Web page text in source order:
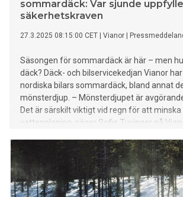
sommardäck: Var sjunde
säkerhetskraven
27.3.2025 08:15:00 CET Vianor
Säsongen för sommardäck är här – men
däck? Däck- och bilservicekedjan Vianor
nordiska bilars sommardäck, bland annat
mönsterdjup. – Mönsterdjupet är
Det är särskilt viktigt vid regn för att
vattenplaning, säger Sofie Tuvinger på